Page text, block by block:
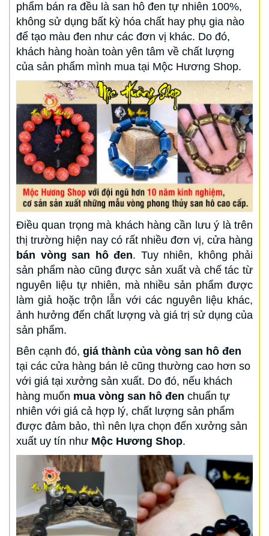
phẩm bán ra đều là san hô đen tự nhiên 100%,
không sử dụng bất kỳ hóa chất hay phụ gia nào
để tạo màu đen như các đơn vị khác. Do đó,
khách hàng hoàn toàn yên tâm về chất lượng
của sản phẩm mình mua tại Mộc Hương Shop.
Điều quan trọng mà khách hàng cần lưu ý là trên
thị trường hiện nay có rất nhiều đơn vị, cửa hàng
bán vòng san hô đen. Tuy nhiên, không phải
sản phẩm nào cũng được sản xuất và chế tác từ
nguyên liệu tự nhiên, mà nhiều sản phẩm được
làm giả hoặc trộn lẫn với các nguyên liệu khác,
ảnh hưởng đến chất lượng và giá trị sử dụng của
sản phẩm.
Bên cạnh đó, giá thành của vòng san hô đen
tại các cửa hàng bán lẻ cũng thường cao hơn so
với giá tại xưởng sản xuất. Do đó, nếu khách
hàng muốn mua vòng san hô đen chuẩn tự
nhiên với giá cả hợp lý, chất lượng sản phẩm
được đảm bảo, thì nên lựa chọn đến xưởng sản
xuất uy tín như Mộc Hương Shop.